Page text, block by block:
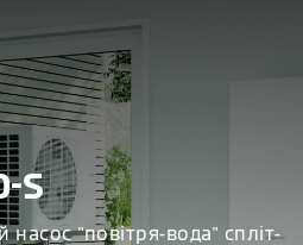
S
"повітря-вода" спліт-